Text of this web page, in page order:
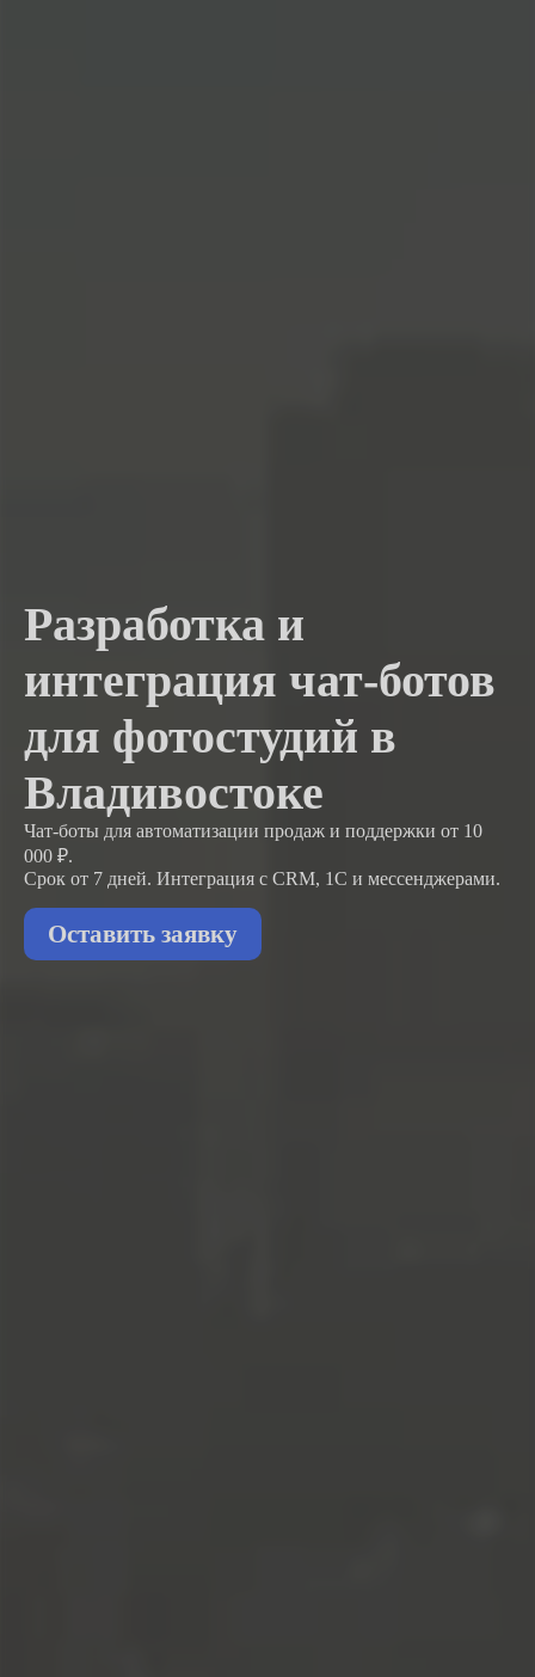
Разработка и
интеграция чат-ботов
для фотостудий в
Владивостоке
Чат-боты для автоматизации продаж и поддержки от 10
000 ₽.
Срок от 7 дней. Интеграция с CRM, 1С и мессенджерами.
Оставить заявку